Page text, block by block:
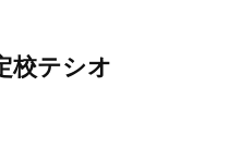
校テシオ